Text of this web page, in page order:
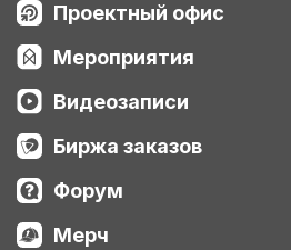
Проектный офис
Мероприятия
Видеозаписи
Биржа заказов
Форум
Мерч